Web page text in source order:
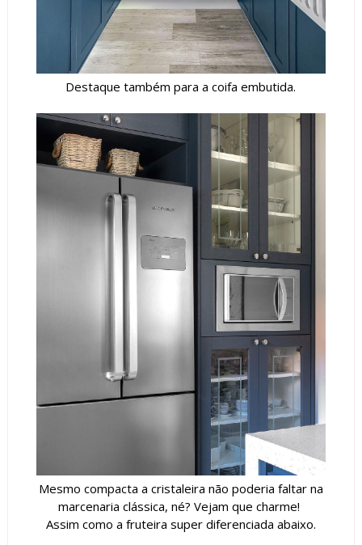
Destaque também para a coifa embutida.
Mesmo compacta a cristaleira não poderia faltar na
marcenaria clássica, né? Vejam que charme!
Assim como a fruteira super diferenciada abaixo.